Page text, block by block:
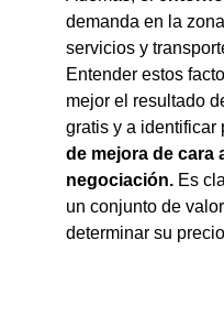
demanda en la
servicios y
Entender estos
mejor el resultado
gratis y a identificar
de mejora de cara
negociación. Es
un conjunto de
determinar su